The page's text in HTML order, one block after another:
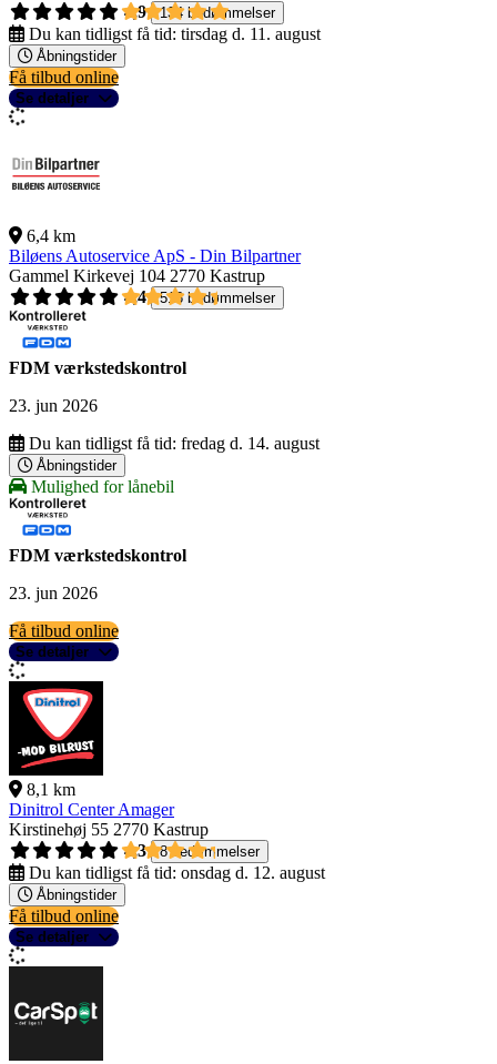
4,9
134 bedømmelser
Du kan tidligst få tid: tirsdag d. 11. august
Åbningstider
Få tilbud online
Se detaljer
6,4 km
Biløens Autoservice ApS - Din Bilpartner
Gammel Kirkevej 104 2770 Kastrup
4,4
516 bedømmelser
FDM værkstedskontrol
23. jun 2026
Du kan tidligst få tid: fredag d. 14. august
Åbningstider
Mulighed for lånebil
FDM værkstedskontrol
23. jun 2026
Få tilbud online
Se detaljer
8,1 km
Dinitrol Center Amager
Kirstinehøj 55 2770 Kastrup
4,3
8 bedømmelser
Du kan tidligst få tid: onsdag d. 12. august
Åbningstider
Få tilbud online
Se detaljer